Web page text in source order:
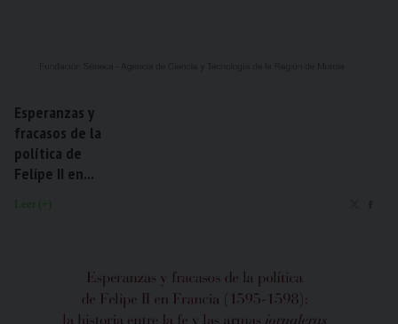
Esperanzas y
fracasos de la
política de
Felipe II en...
Leer (+)